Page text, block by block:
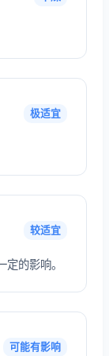
极适宜
较适宜
的影响。
可能有影响